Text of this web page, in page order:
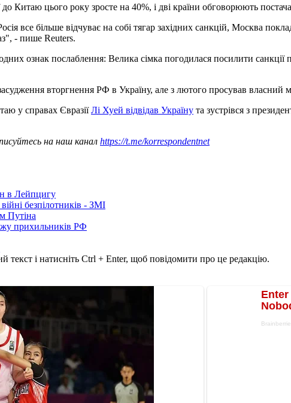
до Китаю цього року зросте на 40%, і дві країни обговорюють
все більше відчуває на собі тягар західних санкцій, Москва
- пише Reuters.
ознак послаблення: Велика сімка погодилася посилити санкції
вторгнення РФ в Україну, але з лютого просував власний
у справах ЄвразіїЛі Хуей відвідав Україну та зустрівся з
на наш канал https://t.me/korrespondentnet
в Лейпцигу
безпілотників - ЗМІ
Путіна
прихильників РФ
текст і натисніть Ctrl + Enter, щоб повідомити про це редакцію.